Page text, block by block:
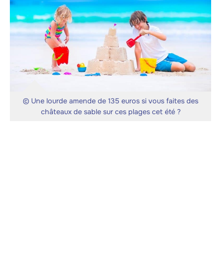
© Une lourde amende de 135 euros si vous faites des
châteaux de sable sur ces plages cet été ?